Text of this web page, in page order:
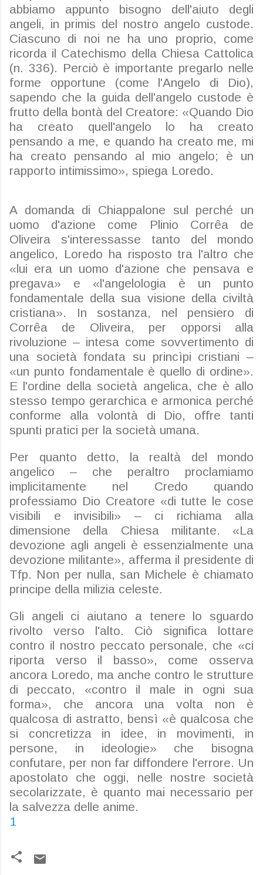
abbiamo appunto bisogno dell'aiuto degli
angeli, in primis del nostro angelo custode.
Ciascuno di noi ne ha uno proprio, come
ricorda il Catechismo della Chiesa Cattolica
(n. 336). Perciò è importante pregarlo nelle
forme opportune (come l'Angelo di Dio),
sapendo che la guida dell'angelo custode è
frutto della bontà del Creatore: «Quando Dio
ha creato quell'angelo lo ha creato
pensando a me, e quando ha creato me, mi
ha creato pensando al mio angelo; è un
rapporto intimissimo», spiega Loredo.
A domanda di Chiappalone sul perché un
uomo d'azione come Plinio Corrêa de
Oliveira s'interessasse tanto del mondo
angelico, Loredo ha risposto tra l'altro che
«lui era un uomo d'azione che pensava e
pregava» e «l'angelologia è un punto
fondamentale della sua visione della civiltà
cristiana». In sostanza, nel pensiero di
Corrêa de Oliveira, per opporsi alla
rivoluzione – intesa come sovvertimento di
una società fondata su princìpi cristiani –
«un punto fondamentale è quello di ordine».
E l'ordine della società angelica, che è allo
stesso tempo gerarchica e armonica perché
conforme alla volontà di Dio, offre tanti
spunti pratici per la società umana.
Per quanto detto, la realtà del mondo
angelico – che peraltro proclamiamo
implicitamente nel Credo quando
professiamo Dio Creatore «di tutte le cose
visibili e invisibili» – ci richiama alla
dimensione della Chiesa militante. «La
devozione agli angeli è essenzialmente una
devozione militante», afferma il presidente di
Tfp. Non per nulla, san Michele è chiamato
principe della milizia celeste.
Gli angeli ci aiutano a tenere lo sguardo
rivolto verso l'alto. Ciò significa lottare
contro il nostro peccato personale, che «ci
riporta verso il basso», come osserva
ancora Loredo, ma anche contro le strutture
di peccato, «contro il male in ogni sua
forma», che ancora una volta non è
qualcosa di astratto, bensì «è qualcosa che
si concretizza in idee, in movimenti, in
persone, in ideologie» che bisogna
confutare, per non far diffondere l'errore. Un
apostolato che oggi, nelle nostre società
secolarizzate, è quanto mai necessario per
la salvezza delle anime.
1